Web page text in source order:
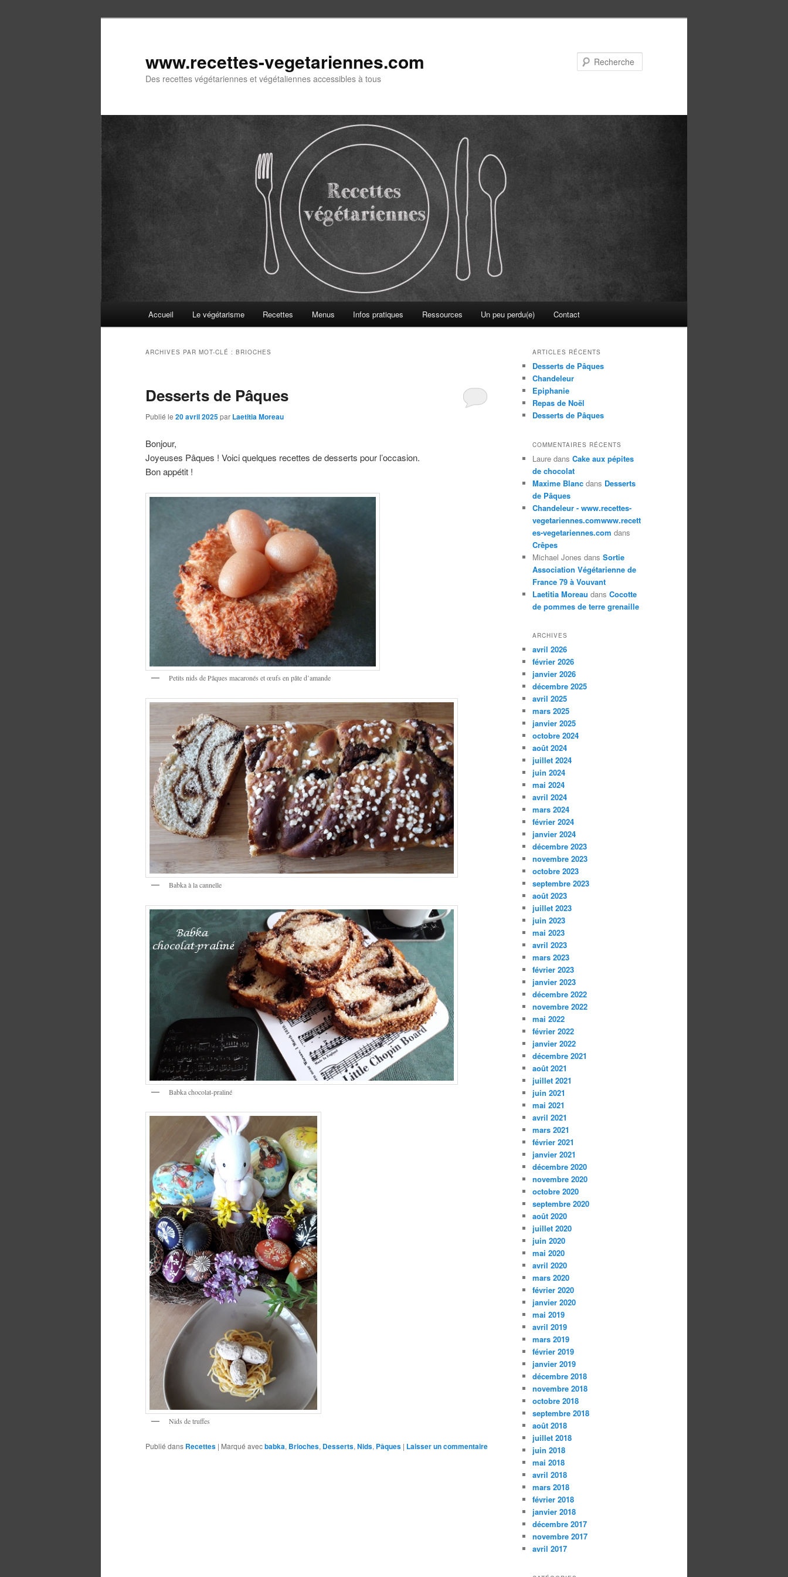
www.recettes-vegetariennes.com
Des recettes végétariennes et végétaliennes accessibles à tous
Accueil Le végétarisme Recettes Menus Infos pratiques Ressources Un peu perdu(e) Contact
ARCHIVES PAR MOT-CLÉ : BRIOCHES
Desserts de Pâques
Publié le 20 avril 2025par Laetitia Moreau
Bonjour,
Joyeuses Pâques ! Voici quelques recettes de desserts pour l’occasion.
Bon appétit !
Petits nids de Pâques macaronés et œufs en pâte d’amande
Babka à la cannelle
Babka chocolat-praliné
Nids de truffes
Publié dans Recettes | Marqué avecbabka, Brioches, Desserts, Nids, Pâques | Laisser un commentaire
ARTICLES RÉCENTS
Desserts de Pâques
Chandeleur
Epiphanie
Repas de Noël
Desserts de Pâques
COMMENTAIRES RÉCENTS
Laure dans Cake aux pépites
de chocolat
Maxime Blanc dans Desserts
de Pâques
Chandeleur - www.recettes-
vegetariennes.comwww.recett
es-vegetariennes.com dans
Crêpes
Michael Jones dans Sortie
Association Végétarienne de
France 79 à Vouvant
Laetitia Moreau dans Cocotte
de pommes de terre grenaille
ARCHIVES
avril 2026
février 2026
janvier 2026
décembre 2025
avril 2025
mars 2025
janvier 2025
octobre 2024
août 2024
juillet 2024
juin 2024
mai 2024
avril 2024
mars 2024
février 2024
janvier 2024
décembre 2023
novembre 2023
octobre 2023
septembre 2023
août 2023
juillet 2023
juin 2023
mai 2023
avril 2023
mars 2023
février 2023
janvier 2023
décembre 2022
novembre 2022
mai 2022
février 2022
janvier 2022
décembre 2021
août 2021
juillet 2021
juin 2021
mai 2021
avril 2021
mars 2021
février 2021
janvier 2021
décembre 2020
novembre 2020
octobre 2020
septembre 2020
août 2020
juillet 2020
juin 2020
mai 2020
avril 2020
mars 2020
février 2020
janvier 2020
mai 2019
avril 2019
mars 2019
février 2019
janvier 2019
décembre 2018
novembre 2018
octobre 2018
septembre 2018
août 2018
juillet 2018
juin 2018
mai 2018
avril 2018
mars 2018
février 2018
janvier 2018
décembre 2017
novembre 2017
avril 2017